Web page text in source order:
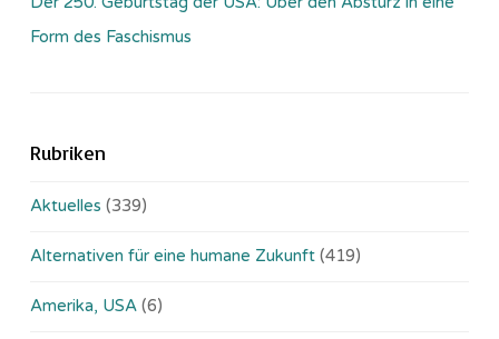
Form des Faschismus
Rubriken
Aktuelles (339)
Alternativen für eine humane Zukunft (419)
Amerika, USA (6)